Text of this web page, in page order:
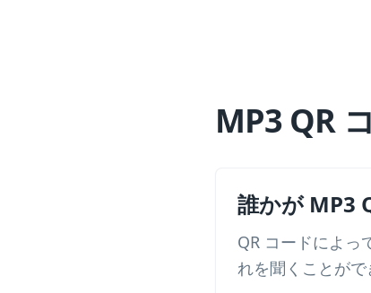
MP3 QR
誰かが MP3
QR コードによっ
れを聞くことがで